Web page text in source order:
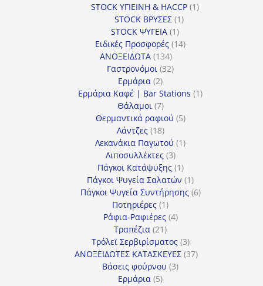
STOCK ΥΓΙΕΙΝΗ & HACCP 11
STOCK ΒΡΥΣΕΣ 11
STOCK ΨΥΓΕΙΑ 11
προϊόν
Ειδικές Προσφορές 1414
ΑΝΟΞΕΙΔΩΤΑ 134134
προϊόντα
Γαστρονόμοι 3232
Ερμάρια 22
προϊόντα
Ερμάρια Καφέ | Bar Stations 11
Θάλαμοι 77
προϊόντα
Θερμαντικά ραφιού 55
Λάντζες 1818
προϊόντα
Λεκανάκια Παγωτού 11
Λιποσυλλέκτες 33
προϊόντα
Πάγκοι Κατάψυξης 11
προϊόν
Πάγκοι Ψυγεία Σαλατών 11
προϊόν
Πάγκοι Ψυγεία Συντήρησης 66
Ποτηριέρες 11
προϊόν
Ράφια-Ραφιέρες 44
Τραπέζια 2121
προϊόντα
Τρόλεϊ Σερβιρίσματος 33
προϊόντα
ΑΝΟΞΕΙΔΩΤΕΣ ΚΑΤΑΣΚΕΥΕΣ 3737
Βάσεις φούρνου 33
Ερμάρια 55